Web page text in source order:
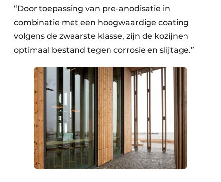
“Door toepassing van pre-anodisatie in
combinatie met een hoogwaardige coating
volgens de zwaarste klasse, zijn de kozijnen
optimaal bestand tegen corrosie en slijtage.”